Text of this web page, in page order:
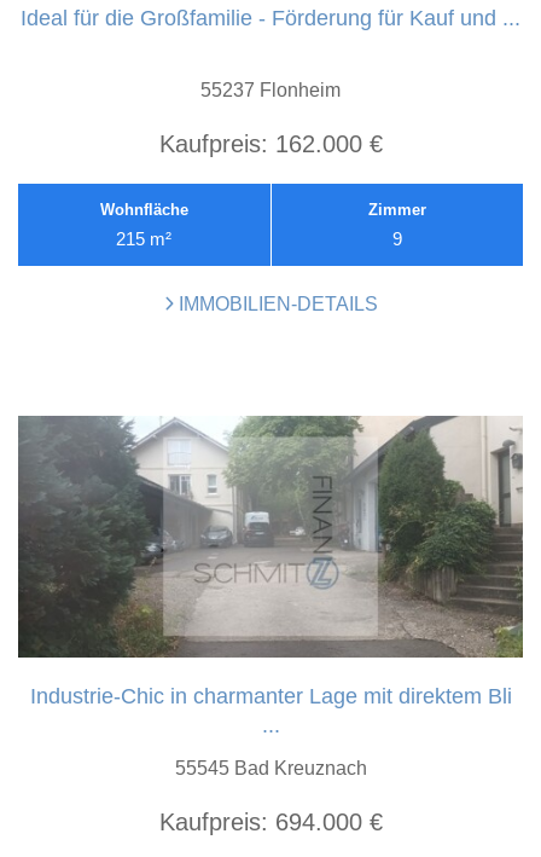
Ideal für die Großfamilie - Förderung für Kauf und ...
55237 Flonheim
Kaufpreis: 162.000 €
Wohnfläche
215 m²
Zimmer
9
IMMOBILIEN-DETAILS
Industrie-Chic in charmanter Lage mit direktem Bli
...
55545 Bad Kreuznach
Kaufpreis: 694.000 €